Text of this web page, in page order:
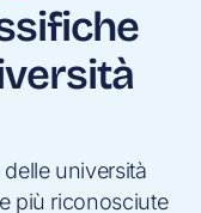
università
più riconosciute